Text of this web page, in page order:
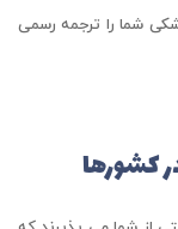
شما را ترجمه رسمی
کشورها